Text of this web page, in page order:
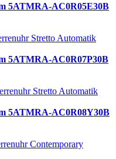
5ATMRA-AC0R05E30B
5ATMRA-AC0R07P30B
5ATMRA-AC0R08Y30B